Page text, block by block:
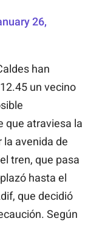
26,
han
un vecino
que atraviesa la
la avenida de
tren, que pasa
hasta el
que decidió
Según